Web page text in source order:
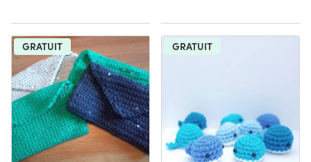
GRATUIT GRATUIT